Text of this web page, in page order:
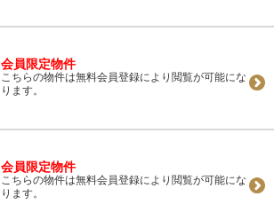
会員限定物件
こちらの物件は無料会員登録により閲覧が可能にな
ります。
会員限定物件
こちらの物件は無料会員登録により閲覧が可能にな
ります。